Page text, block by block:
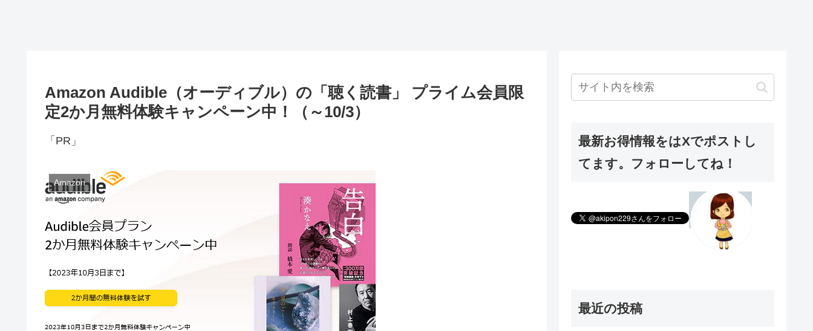
Amazon Audible（オーディブル）の「聴く読書」 プライム会員限
定2か月無料体験キャンペーン中！（～10/3）
「PR」
Amazon
最新お得情報をはXでポストし
てます。フォローしてね！
最近の投稿